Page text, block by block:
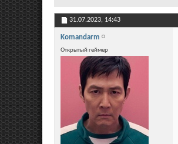
31.07.2023, 14:43
Komandarm
Открытый геймер